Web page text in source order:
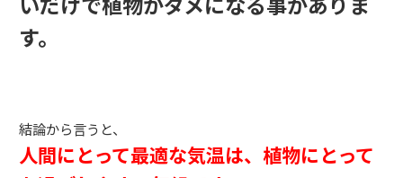
す。
結論から言うと、
人間にとって最適な気温は、植物にとって